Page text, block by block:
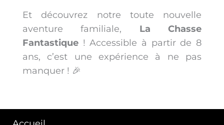
Et découvrez notre toute nouvelle
aventure familiale, La Chasse
Fantastique! Accessible à partir de 8
ans, c’est une expérience à ne pas
manquer ! 🎉